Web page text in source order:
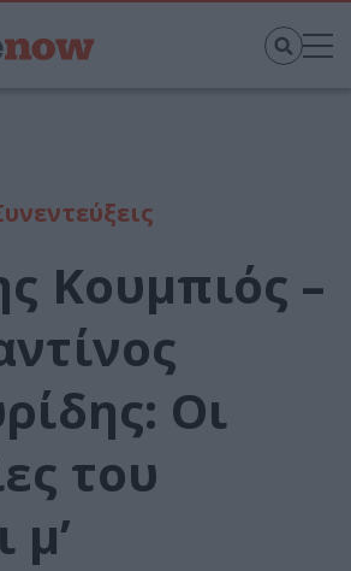
Κουμπιός –
Οι
του
μ’